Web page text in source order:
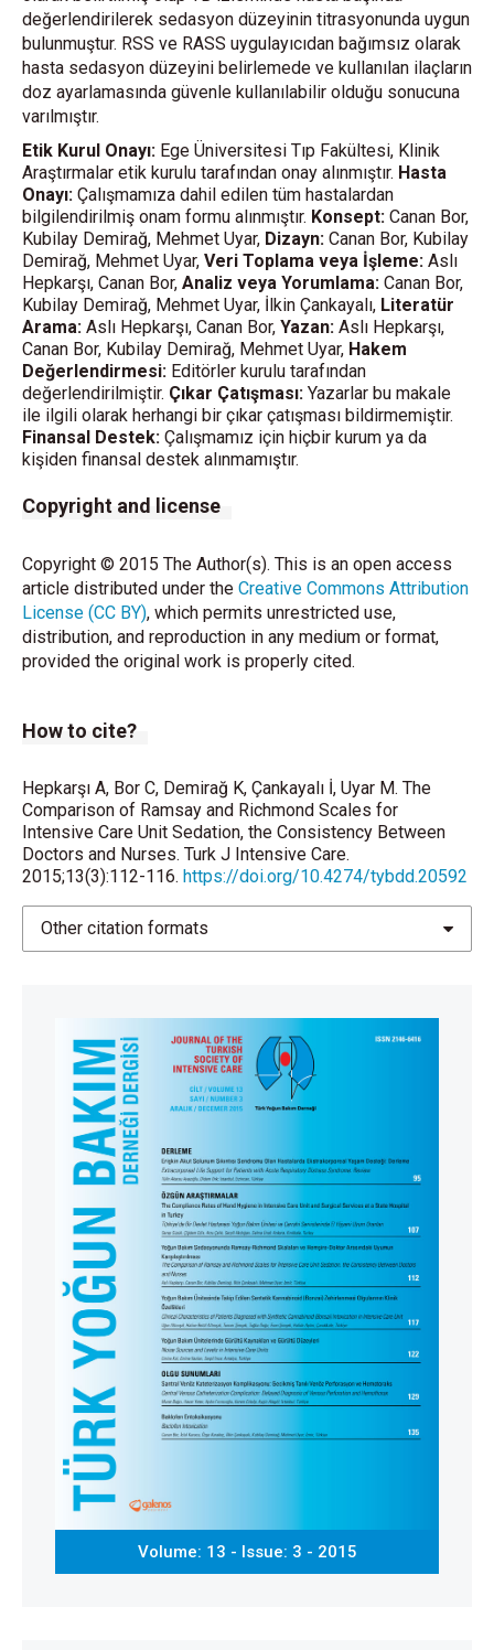
değerlendirilerek sedasyon düzeyinin titrasyonunda uygun
bulunmuştur. RSS ve RASS uygulayıcıdan bağımsız olarak
hasta sedasyon düzeyini belirlemede ve kullanılan ilaçların
doz ayarlamasında güvenle kullanılabilir olduğu sonucuna
varılmıştır.
Etik Kurul Onayı: Ege Üniversitesi Tıp Fakültesi, Klinik
Araştırmalar etik kurulu tarafından onay alınmıştır. Hasta
Onayı: Çalışmamıza dahil edilen tüm hastalardan
bilgilendirilmiş onam formu alınmıştır. Konsept: Canan Bor,
Kubilay Demirağ, Mehmet Uyar, Dizayn: Canan Bor, Kubilay
Demirağ, Mehmet Uyar, Veri Toplama veya İşleme: Aslı
Hepkarşı, Canan Bor, Analiz veya Yorumlama: Canan Bor,
Kubilay Demirağ, Mehmet Uyar, İlkin Çankayalı, Literatür
Arama: Aslı Hepkarşı, Canan Bor, Yazan: Aslı Hepkarşı,
Canan Bor, Kubilay Demirağ, Mehmet Uyar, Hakem
Değerlendirmesi: Editörler kurulu tarafından
değerlendirilmiştir. Çıkar Çatışması: Yazarlar bu makale
ile ilgili olarak herhangi bir çıkar çatışması bildirmemiştir.
Finansal Destek: Çalışmamız için hiçbir kurum ya da
kişiden finansal destek alınmamıştır.
Copyright and license
Copyright © 2015 The Author(s). This is an open access
article distributed under the Creative Commons Attribution
License (CC BY), which permits unrestricted use,
distribution, and reproduction in any medium or format,
provided the original work is properly cited.
How to cite?
Hepkarşı A, Bor C, Demirağ K, Çankayalı İ, Uyar M. The
Comparison of Ramsay and Richmond Scales for
Intensive Care Unit Sedation, the Consistency Between
Doctors and Nurses. Turk J Intensive Care.
2015;13(3):112-116. https://doi.org/10.4274/tybdd.20592
Other citation formats
Volume: 13 - Issue: 3 - 2015